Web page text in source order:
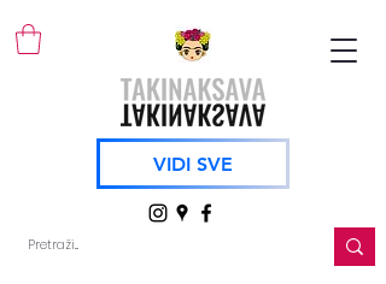
VIDI SVE